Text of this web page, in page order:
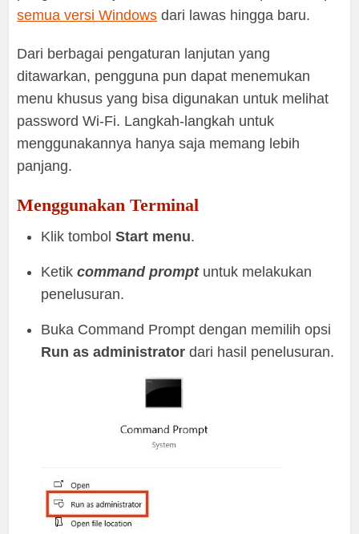
semua versi Windows dari lawas hingga baru.
Dari berbagai pengaturan lanjutan yang
ditawarkan, pengguna pun dapat menemukan
menu khusus yang bisa digunakan untuk melihat
password Wi-Fi. Langkah-langkah untuk
menggunakannya hanya saja memang lebih
panjang.
Menggunakan Terminal
Klik tombolStart menu.
Ketikcommand promptuntuk melakukan
penelusuran.
Buka Command Prompt dengan memilih opsi
Run as administrator dari hasil penelusuran.